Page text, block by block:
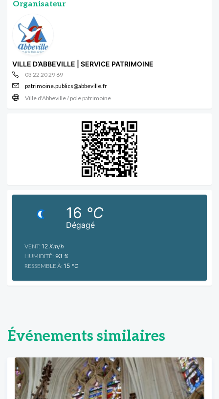
Organisateur
VILLE D’ABBEVILLE | SERVICE PATRIMOINE
03 22 20 29 69
patrimoine.publics@abbeville.fr
Ville d'Abbeville / pole patrimoine
Dégagé
16 °C
VENT: 12 Km/h
HUMIDITÉ: 93 %
RESSEMBLE À: 15 °C
Événements similaires